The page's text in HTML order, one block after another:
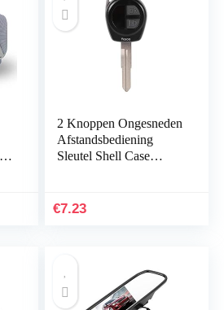
2 Knoppen Ongesneden
Afstandsbediening
Sleutel Shell Case
SUZUKI Vitara Swift
€7.23